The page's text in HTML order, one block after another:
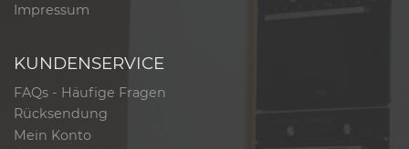
Impressum
KUNDENSERVICE
FAQs - Häufige Fragen
Rücksendung
Mein Konto